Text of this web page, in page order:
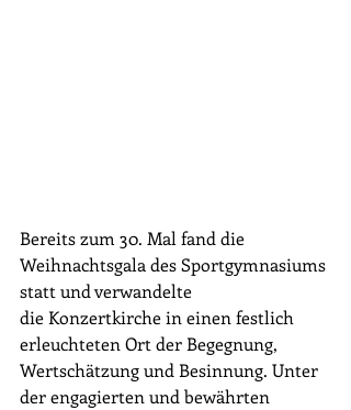
Bereits zum 30. Mal fand die
Weihnachtsgala des Sportgymnasiums
statt und verwandelte
die Konzertkirche in einen festlich
erleuchteten Ort der Begegnung,
Wertschätzung und Besinnung. Unter
der engagierten und bewährten